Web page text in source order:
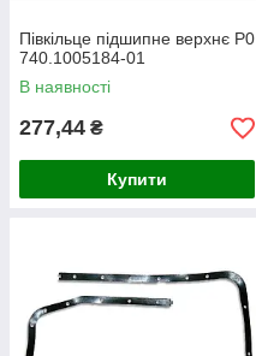
Півкільце підшипне верхнє Р0
740.1005184-01
В наявності
277,44 ₴
Купити